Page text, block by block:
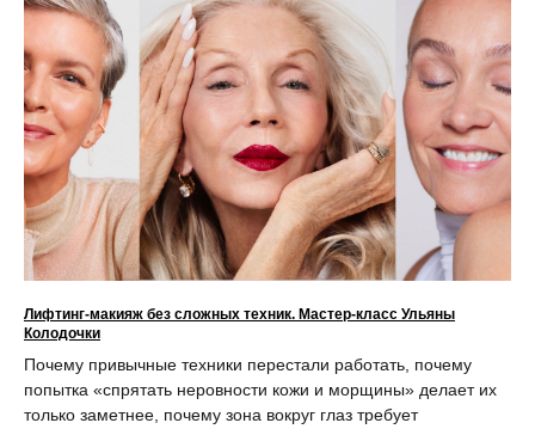
Лифтинг-макияж без сложных техник. Мастер-класс Ульяны
Колодочки
Почему привычные техники перестали работать, почему
попытка «спрятать неровности кожи и морщины» делает их
только заметнее, почему зона вокруг глаз требует